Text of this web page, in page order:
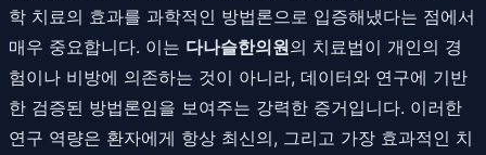
학 치료의 효과를 과학적인 방법론으로 입증해냈다는 점에서
매우 중요합니다. 이는 다나슬한의원의 치료법이 개인의 경
험이나 비방에 의존하는 것이 아니라, 데이터와 연구에 기반
한 검증된 방법론임을 보여주는 강력한 증거입니다. 이러한
연구 역량은 환자에게 항상 최신의, 그리고 가장 효과적인 치